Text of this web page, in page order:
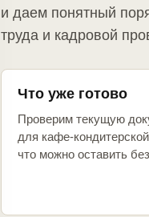
и даем понятный
труда и кадровой
Что уже готово
Проверим текущую
для кафе-
что можно оставить